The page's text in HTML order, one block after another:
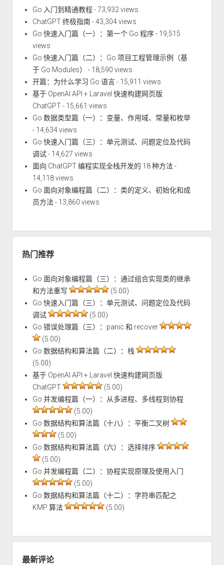
Go 入门到精通教程- 73,932 views
ChatGPT 终极指南- 43,304 views
Go 快速入门篇（一）：第一个 Go 程序- 19,515
views
Go 快速入门篇（二）：Go 项目工程管理示例（基
于 Go Modules）
- 18,590 views
开篇：为什么学习 Go 语言- 15,911 views
基于 OpenAI API + Laravel 快速构建网页版
ChatGPT- 15,661 views
Go 数据类型篇（一）：变量、作用域、常量和枚举
- 14,634 views
Go 快速入门篇（三）：单元测试、问题定位及代码
调试- 14,627 views
面向 ChatGPT 编程实现全栈开发的 18 种方法-
14,118 views
Go 面向对象编程篇（二）：类的定义、初始化和成
员方法- 13,860 views
热门推荐
Go 面向对象编程篇（三）：通过组合实现类的继承
和方法重写
(5.00)
Go 快速入门篇（三）：单元测试、问题定位及代码
调试
(5.00)
Go 错误处理篇（三）：panic 和 recover
(5.00)
Go 数据结构和算法篇（二）：栈
(5.00)
基于 OpenAI API + Laravel 快速构建网页版
ChatGPT
(5.00)
Go 并发编程篇（一）：从多进程、多线程到协程
(5.00)
Go 数据结构和算法篇（十八）：平衡二叉树
(5.00)
Go 数据结构和算法篇（六）：选择排序
(5.00)
Go 并发编程篇（二）：协程实现原理及使用入门
(5.00)
Go 数据结构和算法篇（十二）：字符串匹配之
KMP 算法
(5.00)
最新评论